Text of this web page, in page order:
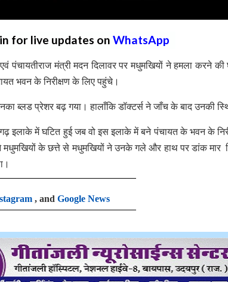
for live updates on WhatsApp
पंचायतीराज मंत्री मदन दिलावर पर मधुमखियों ने हमला करने
भवन के निरीक्षण के लिए पहुंचे।
ब्लड प्रेशर बढ़ गया। हालाँकि डॉक्टर्स ने जाँच के बाद उनकी
इलाके में घटित हुई जब वो इस इलाके में बने पंचायत के भवन के
मधुमखियों के छत्ते से मधुमखियों ने उनके गले और हाथ पर डांक मार
, and Google News